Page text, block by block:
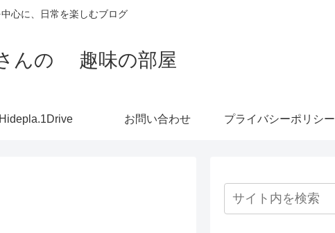
心に、日常を楽しむブログ
んの 趣味の部屋
Hidepla.1Drive お問い合わせ プライバシーポリシー